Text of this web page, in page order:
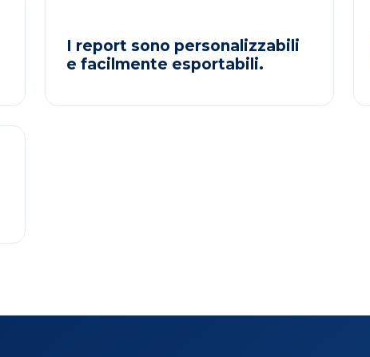
I report sono personalizzabili
e facilmente esportabili.